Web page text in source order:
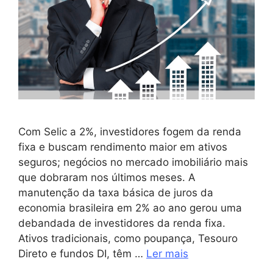
Com Selic a 2%, investidores fogem da renda
fixa e buscam rendimento maior em ativos
seguros; negócios no mercado imobiliário mais
que dobraram nos últimos meses. A
manutenção da taxa básica de juros da
economia brasileira em 2% ao ano gerou uma
debandada de investidores da renda fixa.
Ativos tradicionais, como poupança, Tesouro
Direto e fundos DI, têm … Ler mais